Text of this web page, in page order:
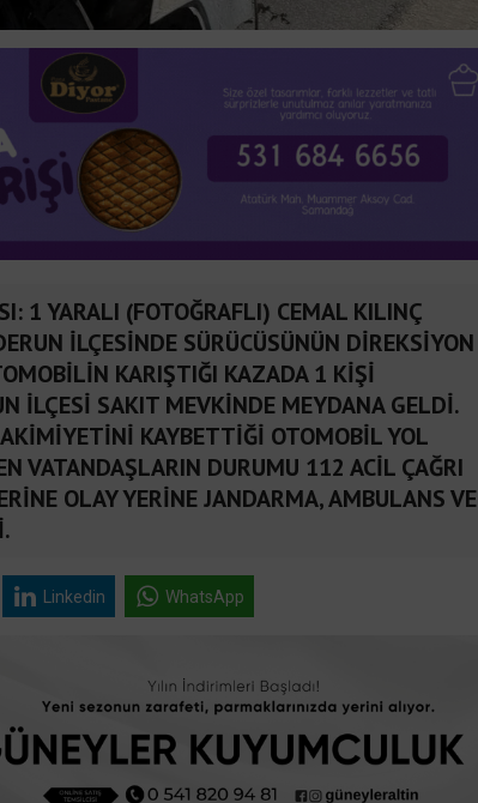
1 YARALI (FOTOĞRAFLI) CEMAL KILINÇ
İLÇESİNDE SÜRÜCÜSÜNÜN DİREKSİYON
KARIŞTIĞI KAZADA 1 KİŞİ
İLÇESİ SAKIT MEVKİNDE MEYDANA GELDİ.
KAYBETTİĞİ OTOMOBİL YOL
VATANDAŞLARIN DURUMU 112 ACİL ÇAĞRI
OLAY YERİNE JANDARMA, AMBULANS VE
Linkedin WhatsApp